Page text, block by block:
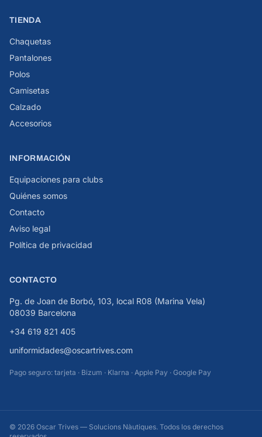
TIENDA
Chaquetas
Pantalones
Polos
Camisetas
Calzado
Accesorios
INFORMACIÓN
Equipaciones para clubs
Quiénes somos
Contacto
Aviso legal
Política de privacidad
CONTACTO
Pg. de Joan de Borbó, 103, local R08 (Marina Vela)
08039 Barcelona
+34 619 821 405
uniformidades@oscartrives.com
Pago seguro: tarjeta · Bizum · Klarna · Apple Pay · Google Pay
© 2026 Oscar Trives — Solucions Nàutiques. Todos los derechos